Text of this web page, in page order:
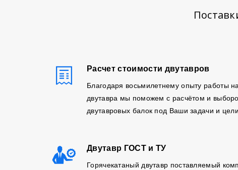
Расчет стоимости двутавров
Благодаря восьмилетнему опыту работы
двутавра мы поможем с расчётом и
двутавровых балок под Ваши задачи и цели.
Двутавр ГОСТ и ТУ
Горячекатаный двутавр поставляемый